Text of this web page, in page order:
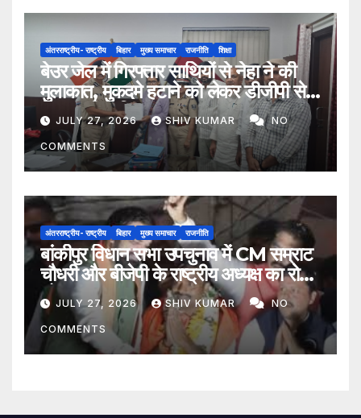
अंतरराष्ट्रीय- राष्ट्रीय बिहार मुख्य समाचार राजनीति शिक्षा
बेउर जेल में गिरफ्तार साथियों से नेहा ने की
मुलाकात, मुकदमे हटाने को लेकर डीजीपी से
मिला प्रतिनिधिमंडल
JULY 27, 2026 SHIV KUMAR NO
COMMENTS
अंतरराष्ट्रीय- राष्ट्रीय बिहार मुख्य समाचार राजनीति
बांकीपुर विधान सभा उपचुनाव में CM सम्राट
चौधरी और बीजेपी के राष्ट्रीय अध्यक्ष का रोड
शोJULY 27, 2026 SHIV KUMAR NO
COMMENTS